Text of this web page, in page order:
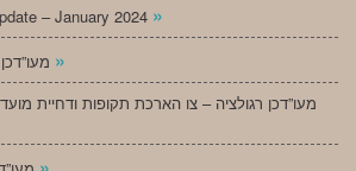
– January 2024 »
»